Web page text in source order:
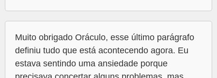
Muito obrigado Oráculo, esse último parágrafo
definiu tudo que está acontecendo agora. Eu
estava sentindo uma ansiedade porque